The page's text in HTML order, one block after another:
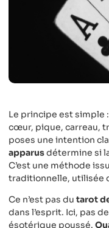
Le principe est simple
cœur, pique, carreau,
poses une intention
apparusdétermine si
C’est une méthode
traditionnelle, utilisée
Ce n’est pas du tarot
dans l’esprit. Ici, pas
ésotérique poussé.